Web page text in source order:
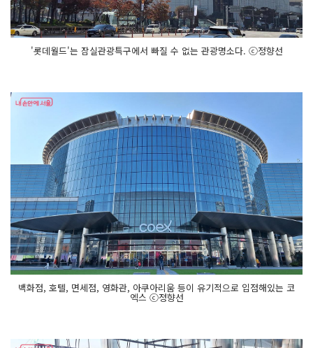
'롯데월드'는 잠실관광특구에서 빠질 수 없는 관광명소다. ⓒ정향선
백화점, 호텔, 면세점, 영화관, 아쿠아리움 등이 유기적으로 입점해있는 코
엑스 ⓒ정향선